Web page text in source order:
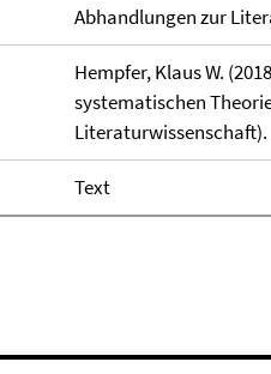
Abhandlungen zur
Hempfer, Klaus W.
systematischen
Literaturwissenschaft).
Text